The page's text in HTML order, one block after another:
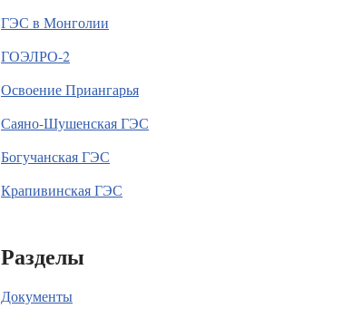
ГЭС в Монголии
ГОЭЛРО-2
Освоение Приангарья
Саяно-Шушенская ГЭС
Богучанская ГЭС
Крапивинская ГЭС
Разделы
Документы